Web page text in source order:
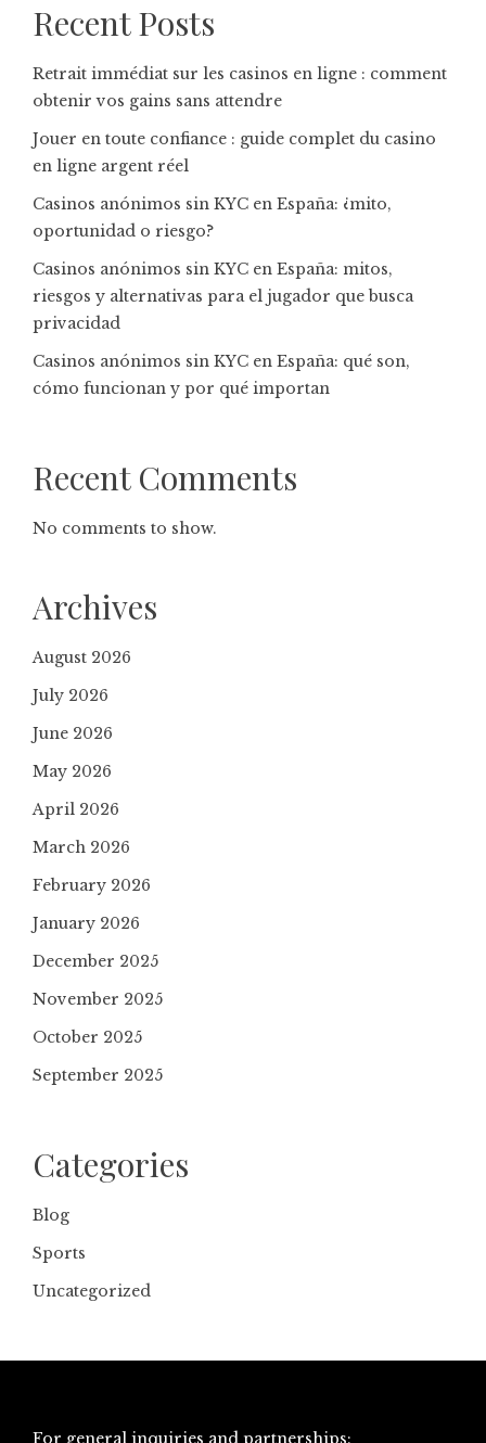
Recent Posts
Retrait immédiat sur les casinos en ligne : comment
obtenir vos gains sans attendre
Jouer en toute confiance : guide complet du casino
en ligne argent réel
Casinos anónimos sin KYC en España: ¿mito,
oportunidad o riesgo?
Casinos anónimos sin KYC en España: mitos,
riesgos y alternativas para el jugador que busca
privacidad
Casinos anónimos sin KYC en España: qué son,
cómo funcionan y por qué importan
Recent Comments
No comments to show.
Archives
August 2026
July 2026
June 2026
May 2026
April 2026
March 2026
February 2026
January 2026
December 2025
November 2025
October 2025
September 2025
Categories
Blog
Sports
Uncategorized
For general inquiries and partnerships: